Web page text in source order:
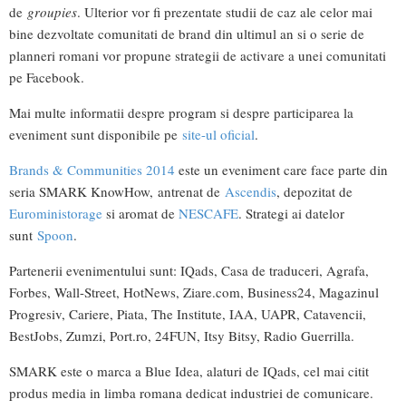
de groupies. Ulterior vor fi prezentate studii de caz ale celor mai
bine dezvoltate comunitati de brand din ultimul an si o serie de
planneri romani vor propune strategii de activare a unei comunitati
pe Facebook.
Mai multe informatii despre program si despre participarea la
eveniment sunt disponibile pe site-ul oficial.
Brands & Communities 2014 este un eveniment care face parte din
seria SMARK KnowHow, antrenat de Ascendis, depozitat de
Euroministorage si aromat de NESCAFE. Strategi ai datelor
sunt Spoon.
Partenerii evenimentului sunt: IQads, Casa de traduceri, Agrafa,
Forbes, Wall-Street, HotNews, Ziare.com, Business24, Magazinul
Progresiv, Cariere, Piata, The Institute, IAA, UAPR, Catavencii,
BestJobs, Zumzi, Port.ro, 24FUN, Itsy Bitsy, Radio Guerrilla.
SMARK este o marca a Blue Idea, alaturi de IQads, cel mai citit
produs media in limba romana dedicat industriei de comunicare.